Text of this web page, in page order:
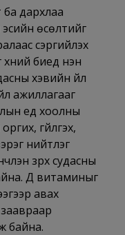
дархлаа
өсөлтийг
сэргийлэх
хүний биед нэн
хэвийн үйл
ажиллагааг
үед хоолны
гүйлгэх,
нийтлэг
зүрх судасны
Д витаминыг
авах
байна.